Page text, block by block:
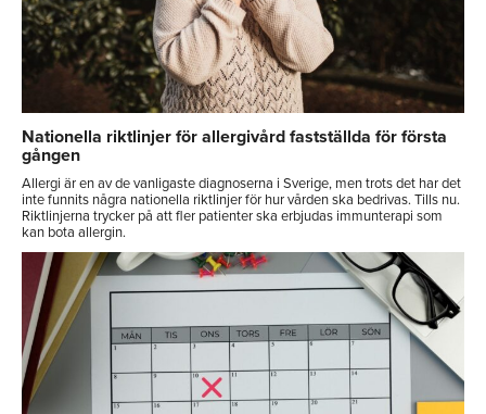
Nationella riktlinjer för allergivård fastställda för första
gången
Allergi är en av de vanligaste diagnoserna i Sverige, men trots det har det
inte funnits några nationella riktlinjer för hur vården ska bedrivas. Tills nu.
Riktlinjerna trycker på att fler patienter ska erbjudas immunterapi som
kan bota allergin.